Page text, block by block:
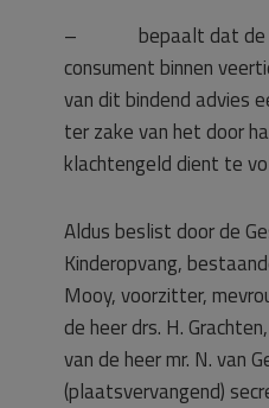
– bepaalt dat de
consument binnen
van dit bindend advies
ter zake van het door
klachtengeld dient te
Aldus beslist door de
Kinderopvang,
Mooy, voorzitter,
de heer drs. H.
van de heer mr. N. van
(plaatsvervangend)